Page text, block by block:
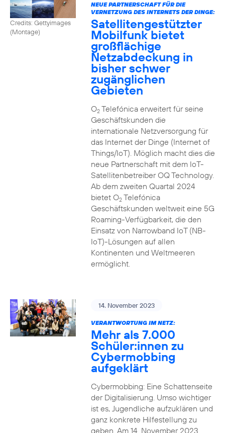
Credits: Gettyimages
(Montage)
NEUE PARTNERSCHAFT FÜR DIE
VERNETZUNG DES INTERNETS DER DINGE:
Satellitengestützter
Mobilfunk bietet
großflächige
Netzabdeckung in
bisher schwer
zugänglichen
Gebieten
O2Telefónica erweitert für seine
Geschäftskunden die
internationale Netzversorgung für
das Internet der Dinge (Internet of
Things/IoT). Möglich macht dies die
neue Partnerschaft mit dem IoT-
Satellitenbetreiber OQ Technology.
Ab dem zweiten Quartal 2024
bietet O2Telefónica
Geschäftskunden weltweit eine 5G
Roaming-Verfügbarkeit, die den
Einsatz von Narrowband IoT (NB-
IoT)-Lösungen auf allen
Kontinenten und Weltmeeren
ermöglicht.
14. November 2023
VERANTWORTUNG IM NETZ:
Mehr als 7.000
Schüler:innen zu
Cybermobbing
aufgeklärt
Cybermobbing: Eine Schattenseite
der Digitalisierung. Umso wichtiger
ist es, Jugendliche aufzuklären und
ganz konkrete Hilfestellung zu
geben. Am 14. November 2023